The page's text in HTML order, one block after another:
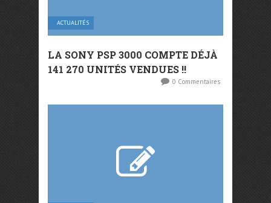
ACTUALITÉS
LA SONY PSP 3000 COMPTE DÉJÀ
141 270 UNITÉS VENDUES !!
0 Commentaires